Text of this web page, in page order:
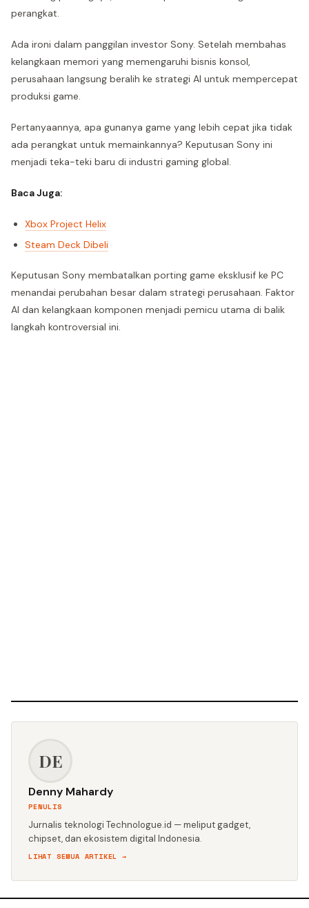
perangkat.
Ada ironi dalam panggilan investor Sony. Setelah membahas
kelangkaan memori yang memengaruhi bisnis konsol,
perusahaan langsung beralih ke strategi AI untuk mempercepat
produksi game.
Pertanyaannya, apa gunanya game yang lebih cepat jika tidak
ada perangkat untuk memainkannya? Keputusan Sony ini
menjadi teka-teki baru di industri gaming global.
Baca Juga:
Xbox Project Helix
Steam Deck Dibeli
Keputusan Sony membatalkan porting game eksklusif ke PC
menandai perubahan besar dalam strategi perusahaan. Faktor
AI dan kelangkaan komponen menjadi pemicu utama di balik
langkah kontroversial ini.
DE
Denny Mahardy
PENULIS
Jurnalis teknologi Technologue.id — meliput gadget,
chipset, dan ekosistem digital Indonesia.
LIHAT SEMUA ARTIKEL →